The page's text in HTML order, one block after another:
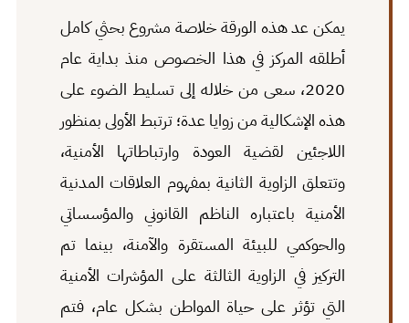
يمكن عد هذه الورقة خلاصة مشروع بحثي كامل
أطلقه المركز في هذا الخصوص منذ بداية عام
2020، سعى من خلاله إلى تسليط الضوء على
هذه الإشكالية من زوايا عدة؛ ترتبط الأولى بمنظور
اللاجئين لقضية العودة وارتباطاتها الأمنية،
وتتعلق الزاوية الثانية بمفهوم العلاقات المدنية
الأمنية باعتباره الناظم القانوني والمؤسساتي
والحوكمي للبيئة المستقرة والآمنة، بينما تم
التركيز في الزاوية الثالثة على المؤشرات الأمنية
التي تؤثر على حياة المواطن بشكل عام، فتم